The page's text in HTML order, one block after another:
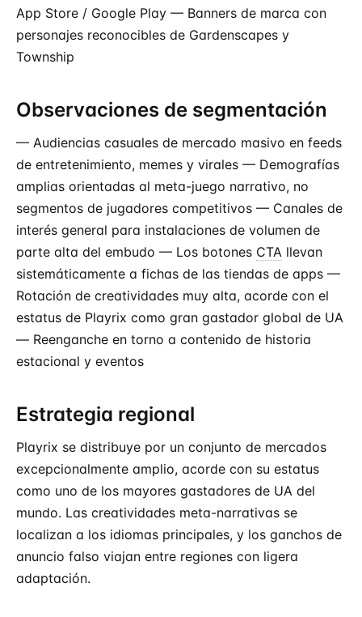
App Store / Google Play — Banners de marca con
personajes reconocibles de Gardenscapes y
Township
Observaciones de segmentación
— Audiencias casuales de mercado masivo en feeds
de entretenimiento, memes y virales — Demografías
amplias orientadas al meta-juego narrativo, no
segmentos de jugadores competitivos — Canales de
interés general para instalaciones de volumen de
parte alta del embudo — Los botones CTA llevan
sistemáticamente a fichas de las tiendas de apps —
Rotación de creatividades muy alta, acorde con el
estatus de Playrix como gran gastador global de UA
— Reenganche en torno a contenido de historia
estacional y eventos
Estrategia regional
Playrix se distribuye por un conjunto de mercados
excepcionalmente amplio, acorde con su estatus
como uno de los mayores gastadores de UA del
mundo. Las creatividades meta-narrativas se
localizan a los idiomas principales, y los ganchos de
anuncio falso viajan entre regiones con ligera
adaptación.